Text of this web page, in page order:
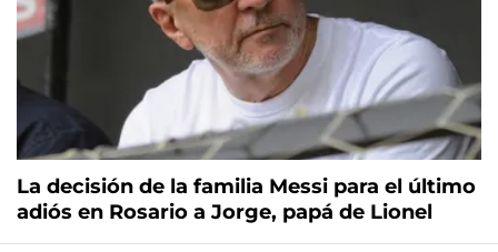
La decisión de la familia Messi para el último
adiós en Rosario a Jorge, papá de Lionel